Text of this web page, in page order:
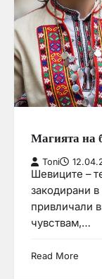
Магията на
Toni
Шевиците –
закодирани
привличали
чувствам,…
Read More